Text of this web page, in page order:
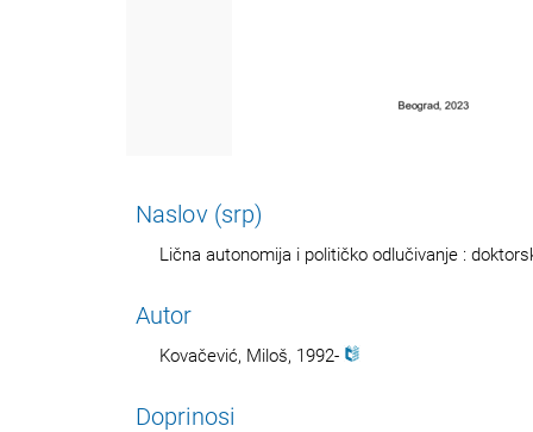
Naslov (srp)
Lična autonomija i političko odlučivanje :
Autor
Kovačević, Miloš, 1992-
Doprinosi